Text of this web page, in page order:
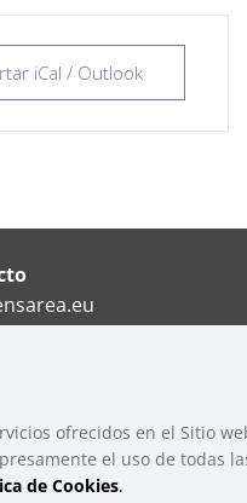
iCal / Outlook
|Política de Privacidad|
ofrecidos en el Sitio
el uso de todas
de Cookies.